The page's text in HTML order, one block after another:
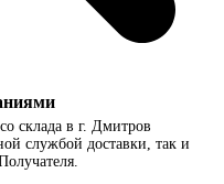
склада в г. Дмитров
службой доставки, так и